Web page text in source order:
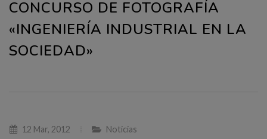
CONCURSO DE FOTOGRAFÍA
«INGENIERÍA INDUSTRIAL EN LA
SOCIEDAD»
12 Mar, 2012 Noticias